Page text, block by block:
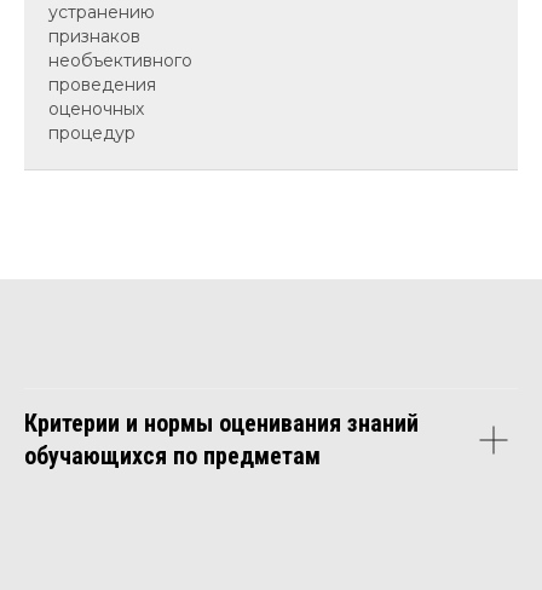
устранению
признаков
необъективного
проведения
оценочных
процедур
Критерии и нормы оценивания знаний
обучающихся по предметам